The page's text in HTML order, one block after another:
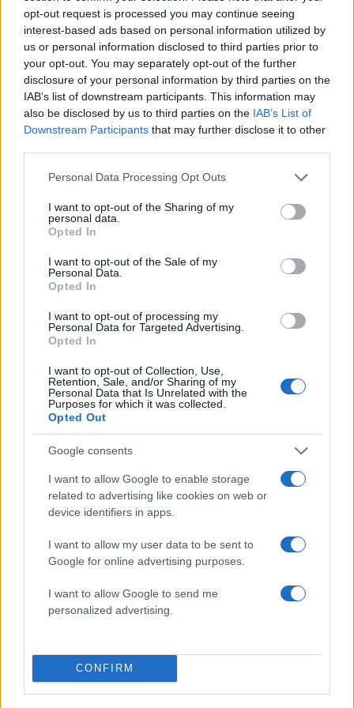
opt-out request is processed you may continue seeing
interest-based ads based on personal information utilized by
us or personal information disclosed to third parties prior to
your opt-out. You may separately opt-out of the further
disclosure of your personal information by third parties on the
IAB’s list of downstream participants. This information may
also be disclosed by us to third parties on the IAB’s List of
Downstream Participants that may further disclose it to other
Please note that this website/app uses one or more Google
not limited to your visit or usage behaviour. You may click to
grant or deny consent to Google and its third-party tags to
use your data for below specified purposes in below Google
consent section.
Personal Data Processing Opt Outs
I want to opt-out of the Sharing of my
personal data.
Opted In
I want to opt-out of the Sale of my
Personal Data.
Opted In
I want to opt-out of processing my
Personal Data for Targeted Advertising.
Opted In
I want to opt-out of Collection, Use,
Retention, Sale, and/or Sharing of my
Personal Data that Is Unrelated with the
Purposes for which it was collected.
Opted Out
Google consents
I want to allow Google to enable storage
related to advertising like cookies on web or
device identifiers in apps.
I want to allow my user data to be sent to
Google for online advertising purposes.
I want to allow Google to send me
personalized advertising.
CONFIRM
Fox News ένα δίκτυο το οποίο εκτιμά ο Τραμπ
για τον τρόπο με τον οποίο παρουσιάζει τις
θέσεις του.
Στο αμερικανικό δίκτυο ο Χέγκσεθ ήταν
συμπαρουσιαστής του «Fox & Friends
Weekend» με το συμβόλαιό του να διακόπτεται
χθες Τρίτη (12.11.2024).
«Οι ιδέες και οι αναλύσεις του, ειδικά για τον
στρατό, είχαν βαθιά απήχηση στους τηλεθεατές
μας και έφεραν στο πρόγραμμα τη μεγάλη
επιτυχία που έχει. Είμαστε εξαιρετικά υπερήφανοι
ευχόμαστε καλή τύχη στην Ουάσινγκτον»
ανέφερε το Fox News σε ανακοίνωσή του.
Ο Χέγκσεθ που είναι απόφοιτος του Πρίνστον
και του Χάρβαρντ, διετέλεσε επίσης διευθύνων
σύμβουλος της οργάνωσης υπεράσπισης των
βετεράνων Concerned Veterans for America και
του έχουν απονεμηθεί δύο μετάλλια.
Το 2021 είχε ακυρωθεί η παρουσία του στην
τελετή ορκωμοσίας Μπάιντεν εξαιτίας ενός
θρησκευτικού τατουάζ.
«Τα μέλη της μονάδας μου στην ηγεσία έκριναν
εξαιτίας ενός τατουάζ που έχω, το οποίο είναι
ένα θρησκευτικό τατουάζ» είχε πει στο Fox News
εξηγώντας ότι το τατουάζ είναι έναςσταυρός